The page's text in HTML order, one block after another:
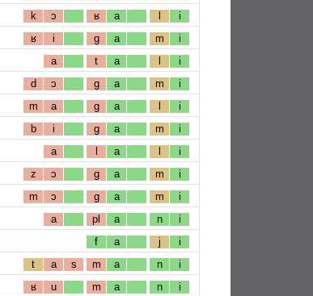
k ɔ ʁ a l i
ʁ i g a m i
a t a l i
d ɔ g a m i
m a g a l i
b i g a m i
a l a l i
z ɔ g a m i
m ɔ g a m i
a pl a n i
f a j i
t a s m a n i
ʁ u m a n i